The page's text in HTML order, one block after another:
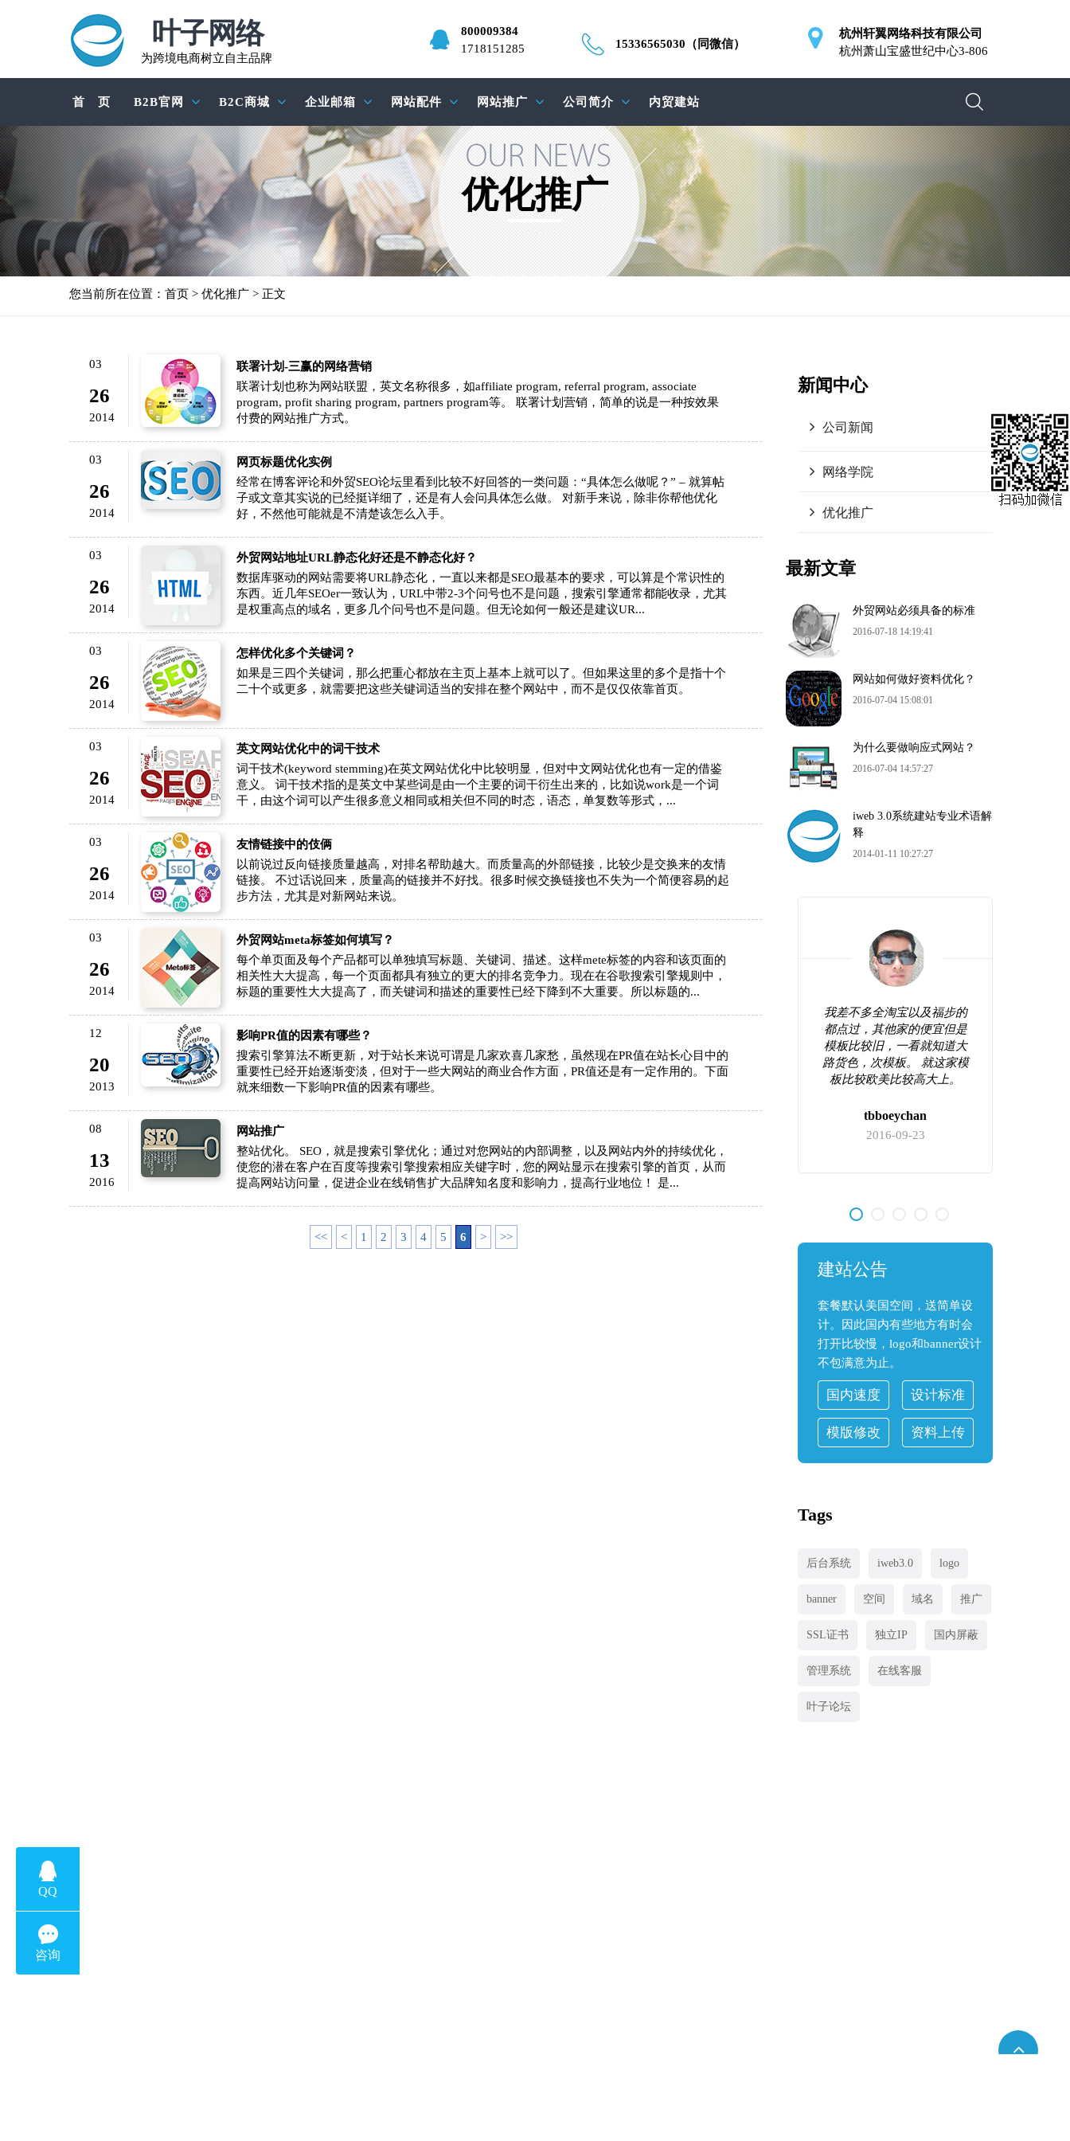
叶子网络
为跨境电商树立自主品牌
800009384
1718151285
15336565030（同微信）
杭州轩翼网络科技有限公司
杭州萧山宝盛世纪中心3-806
首 页 B2B官网 B2C商城 企业邮箱 网站配件 网站推广 公司简介 内贸建站
优化推广
您当前所在位置： 首页 > 优化推广 > 正文
03
26
2014
联署计划-三赢的网络营销
联署计划也称为网站联盟，英文名称很多，如affiliate program, referral program, associate
program, profit sharing program, partners program等。 联署计划营销，简单的说是一种按效果
付费的网站推广方式。
03
26
2014
网页标题优化实例
经常在博客评论和外贸SEO论坛里看到比较不好回答的一类问题：“具体怎么做呢？” – 就算帖
子或文章其实说的已经挺详细了，还是有人会问具体怎么做。 对新手来说，除非你帮他优化
好，不然他可能就是不清楚该怎么入手。
03
26
2014
外贸网站地址URL静态化好还是不静态化好？
数据库驱动的网站需要将URL静态化，一直以来都是SEO最基本的要求，可以算是个常识性的
东西。近几年SEOer一致认为，URL中带2-3个问号也不是问题，搜索引擎通常都能收录，尤其
是权重高点的域名，更多几个问号也不是问题。但无论如何一般还是建议UR...
03
26
2014
怎样优化多个关键词？
如果是三四个关键词，那么把重心都放在主页上基本上就可以了。但如果这里的多个是指十个
二十个或更多，就需要把这些关键词适当的安排在整个网站中，而不是仅仅依靠首页。
03
26
2014
英文网站优化中的词干技术
词干技术(keyword stemming)在英文网站优化中比较明显，但对中文网站优化也有一定的借鉴
意义。 词干技术指的是英文中某些词是由一个主要的词干衍生出来的，比如说work是一个词
干，由这个词可以产生很多意义相同或相关但不同的时态，语态，单复数等形式，...
03
26
2014
友情链接中的伎俩
以前说过反向链接质量越高，对排名帮助越大。而质量高的外部链接，比较少是交换来的友情
链接。 不过话说回来，质量高的链接并不好找。很多时候交换链接也不失为一个简便容易的起
步方法，尤其是对新网站来说。
03
26
2014
外贸网站meta标签如何填写？
每个单页面及每个产品都可以单独填写标题、关键词、描述。这样mete标签的内容和该页面的
相关性大大提高，每一个页面都具有独立的更大的排名竞争力。现在在谷歌搜索引擎规则中，
标题的重要性大大提高了，而关键词和描述的重要性已经下降到不大重要。所以标题的...
12
20
2013
影响PR值的因素有哪些？
搜索引擎算法不断更新，对于站长来说可谓是几家欢喜几家愁，虽然现在PR值在站长心目中的
重要性已经开始逐渐变淡，但对于一些大网站的商业合作方面，PR值还是有一定作用的。下面
就来细数一下影响PR值的因素有哪些。
08
13
2016
网站推广
整站优化。 SEO，就是搜索引擎优化；通过对您网站的内部调整，以及网站内外的持续优化，
使您的潜在客户在百度等搜索引擎搜索相应关键字时，您的网站显示在搜索引擎的首页，从而
提高网站访问量，促进企业在线销售扩大品牌知名度和影响力，提高行业地位！ 是...
<< < 1 2 3 4 5 6 > >>
新闻中心
公司新闻
网络学院
优化推广
最新文章
外贸网站必须具备的标准
2016-07-18 14:19:41
网站如何做好资料优化？
2016-07-04 15:08:01
为什么要做响应式网站？
2016-07-04 14:57:27
iweb 3.0系统建站专业术语解
释
2014-01-11 10:27:27
很好很专业的做网络店家，
知道是不 是秉承服务到底的
态度，好评
cy32008
看了一圈他们家网站看起来
花了一个星期，中间修修改
改多次，非常有耐心，现在
对可以！
kilala2000
2016-04-09
我差不多全淘宝以及福步的
都点过，其他家的便宜但是
模板比较旧，一看就知道大
路货色，次模板。 就这家模
板比较欧美比较高大上。
tbboeychan
2016-09-23
建站公告
套餐默认美国空间，送简单设
计。因此国内有些地方有时会
打开比较慢，logo和banner设计
不包满意为止。
国内速度 设计标准
模版修改 资料上传
Tags
后台系统 iweb3.0 logo
banner 空间 域名 推广
SSL证书 独立IP 国内屏蔽
管理系统 在线客服
叶子论坛